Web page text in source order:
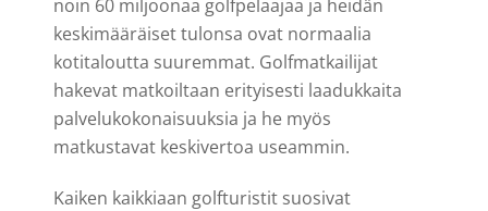
noin 60 miljoonaa golfpelaajaa ja heidän
keskimääräiset tulonsa ovat normaalia
kotitaloutta suuremmat. Golfmatkailijat
hakevat matkoiltaan erityisesti laadukkaita
palvelukokonaisuuksia ja he myös
matkustavat keskivertoa useammin.
Kaiken kaikkiaan golfturistit suosivat